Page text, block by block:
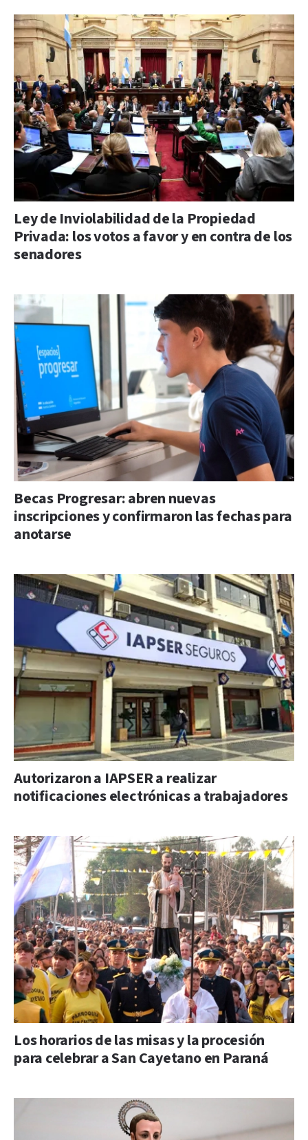
Ley de Inviolabilidad de la Propiedad
Privada: los votos a favor y en contra de los
senadores
Becas Progresar: abren nuevas
inscripciones y confirmaron las fechas para
anotarse
Autorizaron a IAPSER a realizar
notificaciones electrónicas a trabajadores
Los horarios de las misas y la procesión
para celebrar a San Cayetano en Paraná